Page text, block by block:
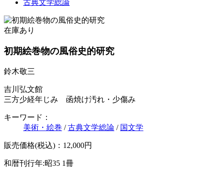
古典文学総論
在庫あり
初期絵巻物の風俗史的研究
鈴木敬三
吉川弘文館
三方少経年じみ 函焼け汚れ・少傷み
キーワード：
美術・絵巻 /古典文学総論 / 国文学
販売価格(税込)：12,000円
和暦刊行年:昭35 1冊